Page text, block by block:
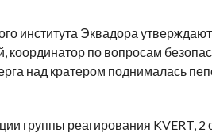
института Эквадора
координатор по вопросам
над кратером поднималась
группы реагирования KVERT, 2